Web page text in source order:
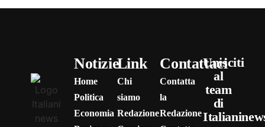
Notizie
Home
Politica
Economia
Link
Chi
siamo
Redazione
Contattaci
Contatta
la
Redazione
Unisciti
al
team
di